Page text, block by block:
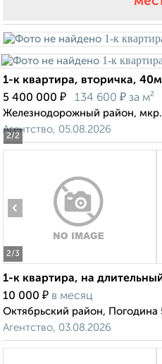
2/2
1-к квартира, вторичка,
5 400 000 ₽ 134 600 ₽ за м²
Железнодорожный район,
Агентство, 05.08.2026
2/3
‹
1-к квартира, на
10 000 ₽ в месяц
Октябрьский район, Погодина
Агентство, 03.08.2026